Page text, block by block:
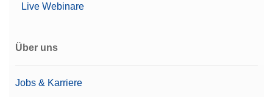
Live Webinare
Über uns
Jobs & Karriere